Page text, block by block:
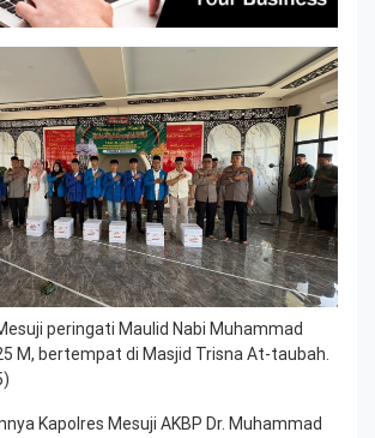
peringati Maulid Nabi Muhammad
M, bertempat di Masjid Trisna At-taubah.
Kapolres Mesuji AKBP Dr. Muhammad